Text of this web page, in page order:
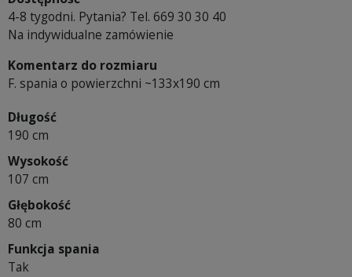
4-8 tygodni. Pytania? Tel. 669 30 30 40
Na indywidualne zamówienie
Komentarz do rozmiaru
F. spania o powierzchni ~133x190 cm
Długość
190 cm
Wysokość
107 cm
Głębokość
80 cm
Funkcja spania
Tak